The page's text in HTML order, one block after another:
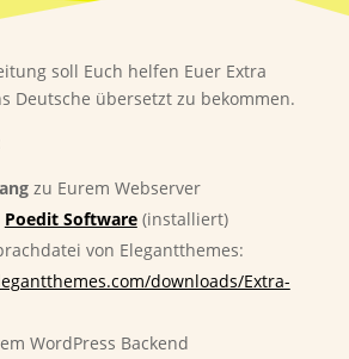
soll Euch helfen Euer Extra
Deutsche übersetzt zu bekommen.
zu Eurem Webserver
Poedit Software(installiert)
von Elegantthemes:
downloads/Extra-
WordPress Backend